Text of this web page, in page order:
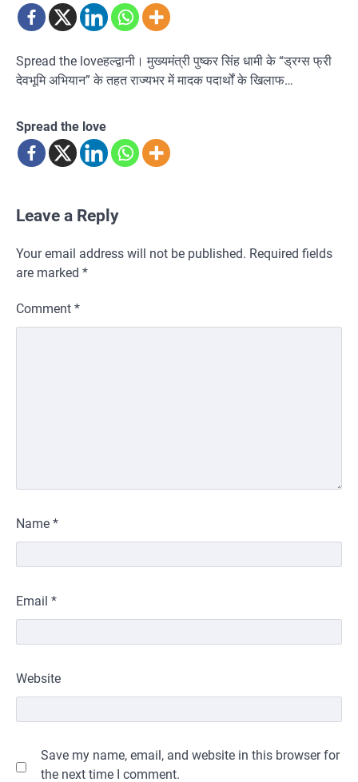
Spread the loveहल्द्वानी। मुख्यमंत्री पुष्कर सिंह धामी के “ड्रग्स फ्री
देवभूमि अभियान” के तहत राज्यभर में मादक पदार्थों के खिलाफ…
Spread the love
Leave a Reply
Your email address will not be published. Required fields
are marked *
Comment *
Name *
Email *
Website
Save my name, email, and website in this browser for
the next time I comment.